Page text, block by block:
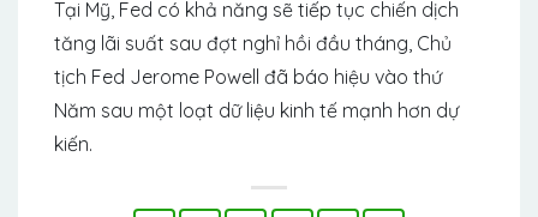
Tại Mỹ, Fed có khả năng sẽ tiếp tục chiến dịch
tăng lãi suất sau đợt nghỉ hồi đầu tháng, Chủ
tịch Fed Jerome Powell đã báo hiệu vào thứ
Năm sau một loạt dữ liệu kinh tế mạnh hơn dự
kiến.